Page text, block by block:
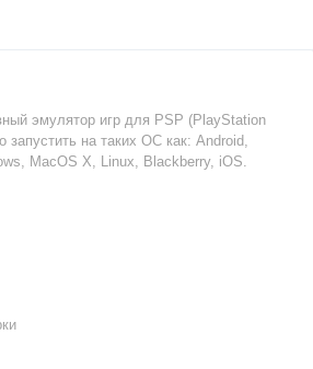
эмулятор игр для PSP (PlayStation
запустить на таких ОС как: Android,
MacOS X, Linux, Blackberry, iOS.